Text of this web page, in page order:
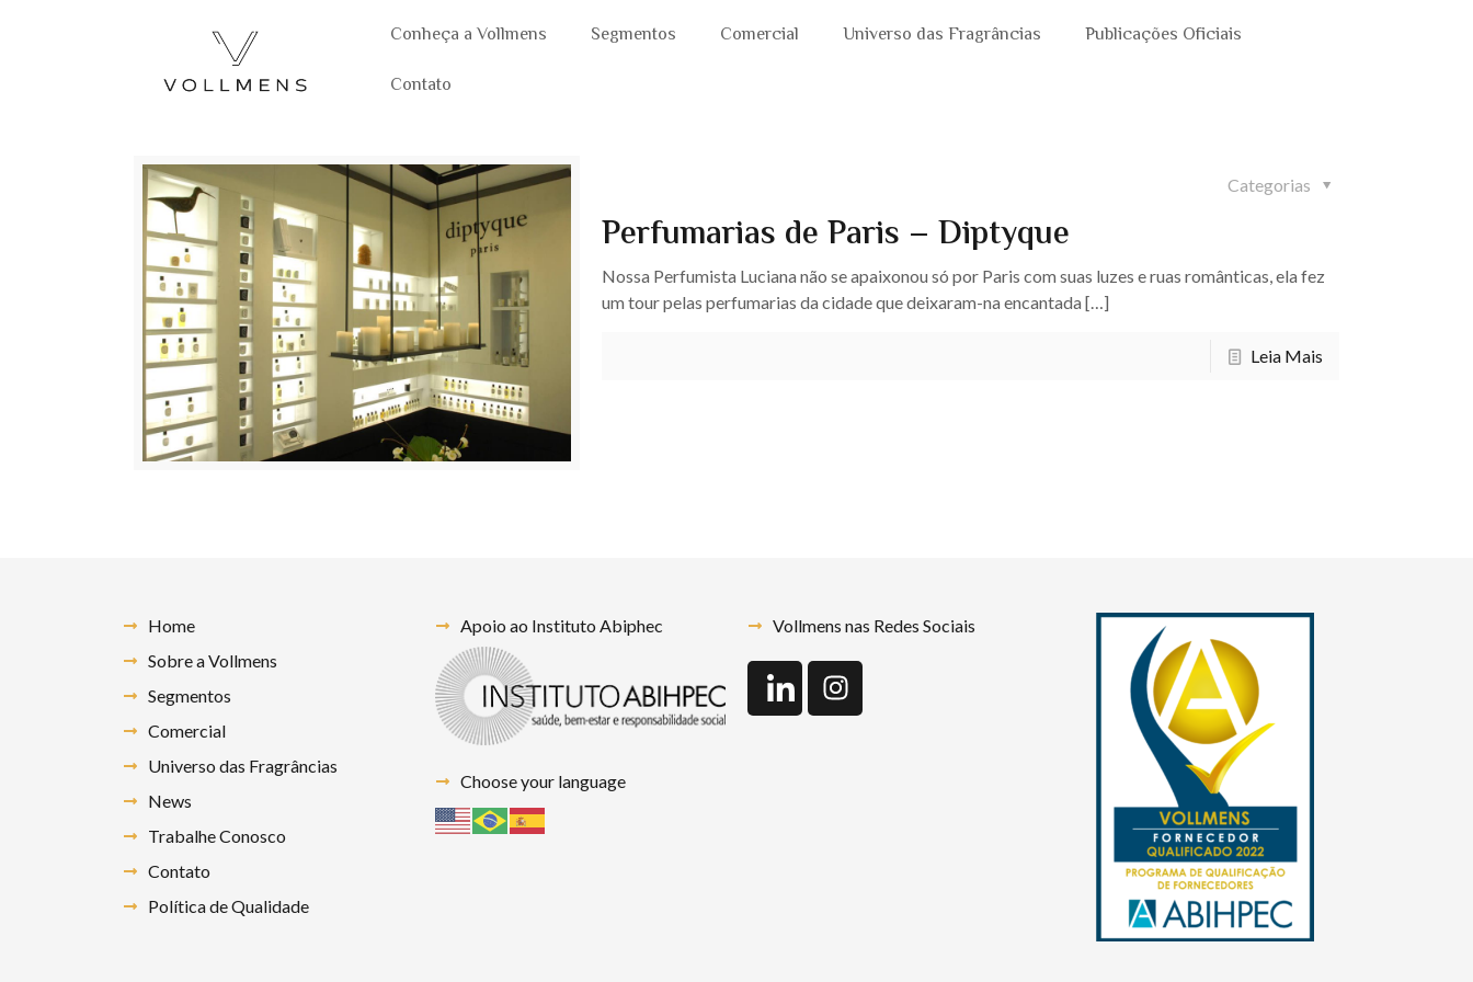
Conheça a Vollmens Segmentos Comercial Universo das Fragrâncias
Publicações Oficiais
Contato
Categorias
Perfumarias de Paris – Diptyque
Nossa Perfumista Luciana não se apaixonou só por Paris com suas luzes e ruas românticas, ela fez
um tour pelas perfumarias da cidade que deixaram-na encantada […]
Leia Mais
Home
Sobre a Vollmens
Segmentos
Comercial
Universo das Fragrâncias
News
Trabalhe Conosco
Contato
Política de Qualidade
Apoio ao Instituto Abiphec
Choose your language
Vollmens nas Redes Sociais